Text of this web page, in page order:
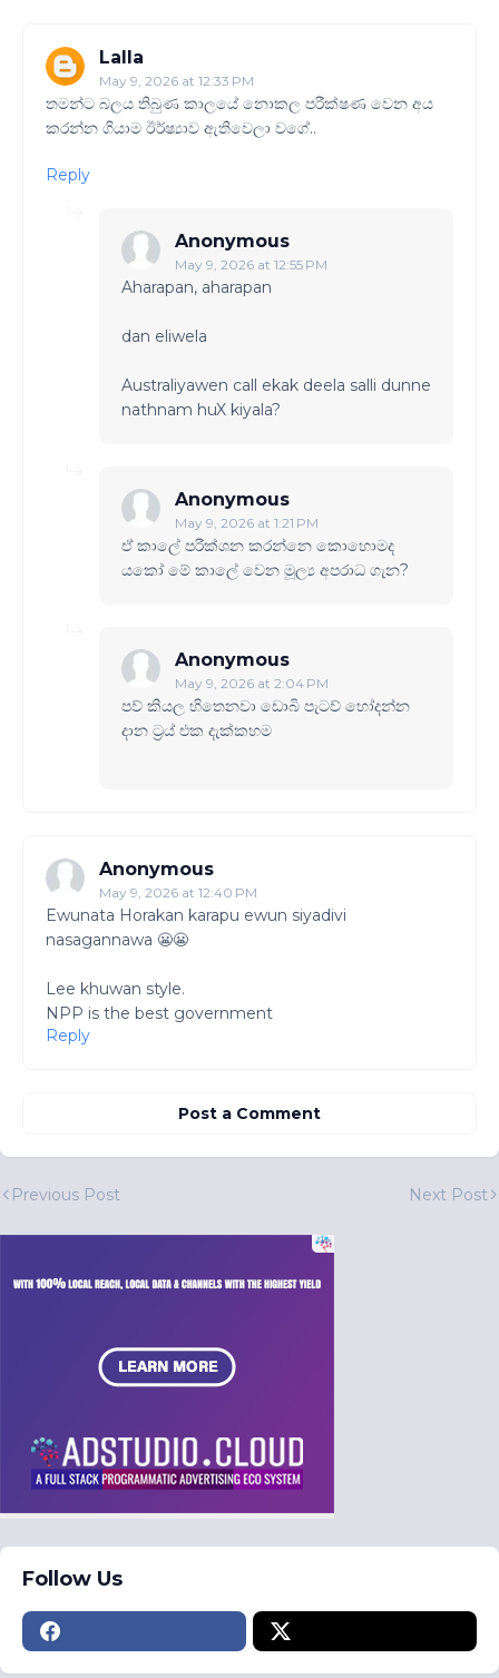
Lalla
May 9, 2026 at 12:33 PM
තමන්ට බලය තිබුණ කාලයේ නොකල පරීක්ෂණ වෙන අය
කරන්න ගියාම ඊර්ෂ්‍යාව ඇතිවෙලා වගේ..
Reply
Anonymous
May 9, 2026 at 12:55 PM
Aharapan, aharapan
dan eliwela
Australiyawen call ekak deela salli dunne
nathnam huX kiyala?
Anonymous
May 9, 2026 at 1:21 PM
ඒ කාලේ පරීක්ශන කරන්නෙ කොහොමද
යකෝ මේ කාලේ වෙන මූල්‍ය අපරාධ ගැන?
Anonymous
May 9, 2026 at 2:04 PM
පව් කියල හිතෙනවා ඩොබි පැටව් හෝදන්න
දාන ට්‍රය් එක දැක්කහම
Anonymous
May 9, 2026 at 12:40 PM
Ewunata Horakan karapu ewun siyadivi
nasagannawa 😬😬
Lee khuwan style.
NPP is the best government
Reply
Post a Comment
Previous Post Next Post
Follow Us